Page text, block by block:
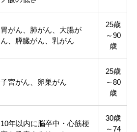
胃がん、肺がん、大腸が
ん、膵臓がん、乳がん
25歳
～90
歳
子宮がん、卵巣がん
25歳
～80
歳
10年以内に脳卒中・心筋梗
30歳
～74